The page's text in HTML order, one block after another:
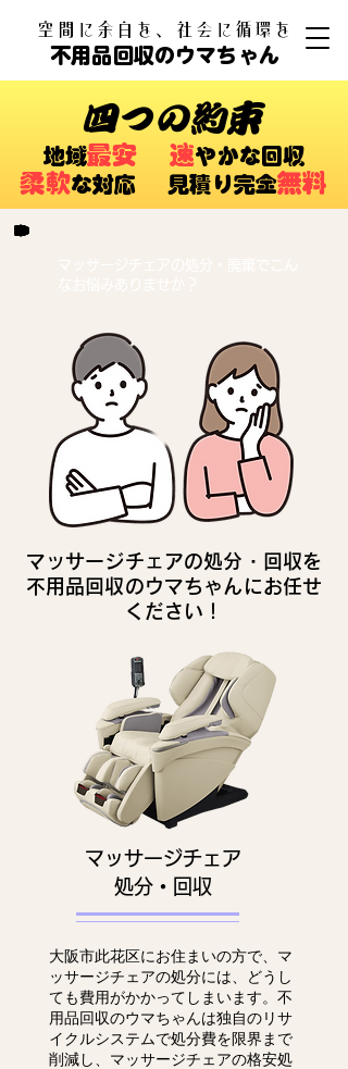
​空間に余白を、社会に循環を
不用品回収のウマちゃん
四つの約束
​地域最安 速やかな回収
柔軟な対応 ​見積り完全無料
マッサージチェアの処分・回収を
不用品回収のウマちゃんにお任せ
ください！
マッサージチェア
処分・回収
大阪市此花区にお住まいの方で、マ
ッサージチェアの処分には、どうし
ても費用がかかってしまいます。不
用品回収のウマちゃんは独自のリサ
イクルシステムで処分費を限界まで
削減し、マッサージチェアの格安処